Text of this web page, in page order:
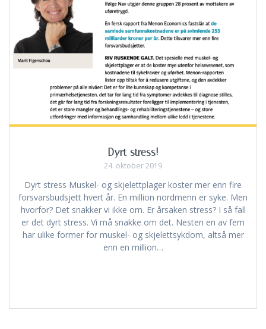
Dyrt stress!
24. oktober 2019
Dyrt stress Muskel- og skjelettplager koster mer enn fire
forsvarsbudsjett hvert år. En million nordmenn er syke. Men
hvorfor? Det snakker vi ikke om. Er årsaken stress? I så fall
er det dyrt stress. Vi må snakke om det. Nesten en av fem
har ulike former for muskel- og skjelettsykdom, altså mer
enn en million…